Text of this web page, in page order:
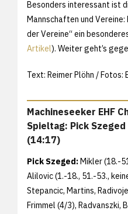
Besonders interessant ist
Mannschaften und Vereine:
der Vereine“ ein
Artikel). Weiter geht’s
Text: Reimer Plöhn / Fotos:
Machineseeker EHF
Spieltag: Pick
(14:17)
Pick Szeged:Mikler (18.-
Alilovic (1.-18., 51.-53.,
Stepancic, Martins,
Frimmel (4/3), Radvanszki,